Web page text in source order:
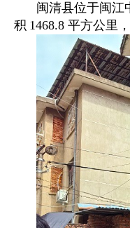
闽清县位于闽江
积 1468.8 平方公里